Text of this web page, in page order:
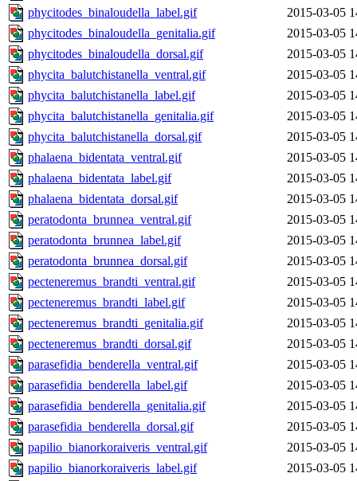
phycitodes_binaloudella_label.gif
2015-03-05
phycitodes_binaloudella_genitalia.gif
2015-03-05
phycitodes_binaloudella_dorsal.gif
2015-03-05
phycita_balutchistanella_ventral.gif
2015-03-05
phycita_balutchistanella_label.gif
2015-03-05
phycita_balutchistanella_genitalia.gif
2015-03-05
phycita_balutchistanella_dorsal.gif
2015-03-05
phalaena_bidentata_ventral.gif
2015-03-05
phalaena_bidentata_label.gif
2015-03-05
phalaena_bidentata_dorsal.gif
2015-03-05
peratodonta_brunnea_ventral.gif
2015-03-05
peratodonta_brunnea_label.gif
2015-03-05
peratodonta_brunnea_dorsal.gif
2015-03-05
pecteneremus_brandti_ventral.gif
2015-03-05
pecteneremus_brandti_label.gif
2015-03-05
pecteneremus_brandti_genitalia.gif
2015-03-05
pecteneremus_brandti_dorsal.gif
2015-03-05
parasefidia_benderella_ventral.gif
2015-03-05
parasefidia_benderella_label.gif
2015-03-05
parasefidia_benderella_genitalia.gif
2015-03-05
parasefidia_benderella_dorsal.gif
2015-03-05
papilio_bianorkoraiveris_ventral.gif
2015-03-05
papilio_bianorkoraiveris_label.gif
2015-03-05